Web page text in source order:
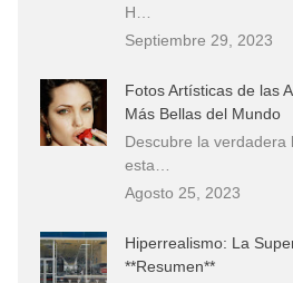
H…
Septiembre 29, 2023
Fotos Artísticas de las
Más Bellas del Mundo
Descubre la verdadera
esta…
Agosto 25, 2023
Hiperrealismo: La
**Resumen**